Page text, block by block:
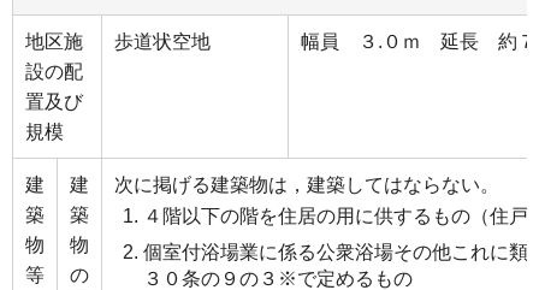
地区施
設の配
置及び
規模
歩道状空地 幅員 ３.０ｍ 延長 約７
建
築
物
等
建
築
物
の
次に掲げる建築物は，建築してはならない。
４階以下の階を住居の用に供するもの（住戸
個室付浴場業に係る公衆浴場その他これに類
３０条の９の３※で定めるもの